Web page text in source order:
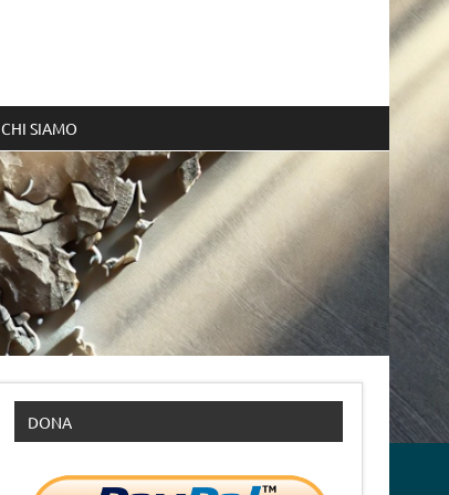
CHI SIAMO
DONA